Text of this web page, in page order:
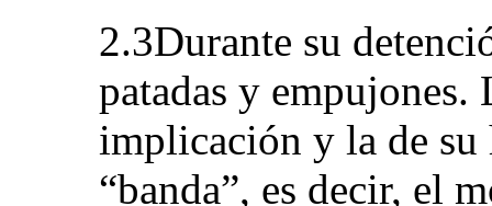
2.3Durante su
patadas y empujones.
implicación y la de su
“banda”, es decir, el